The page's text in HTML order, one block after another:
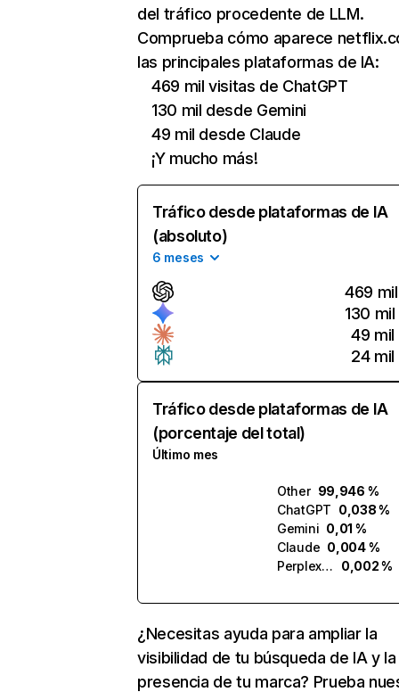
del tráfico procedente de LLM.
Comprueba cómo aparece
las principales plataformas de IA:
469 mil visitas de ChatGPT
130 mil desde Gemini
49 mil desde Claude
¡Y mucho más!
Tráfico desde plataformas de IA
(absoluto)
6 meses
469 mil
130 mil
49 mil
24 mil
Tráfico desde plataformas de IA
(porcentaje del total)
Último mes
Other 99,946 %
ChatGPT 0,038 %
Gemini 0,01 %
Claude 0,004 %
Perplexity
0,002 %
¿Necesitas ayuda para ampliar la
visibilidad de tu búsqueda de IA y la
presencia de tu marca? Prueba